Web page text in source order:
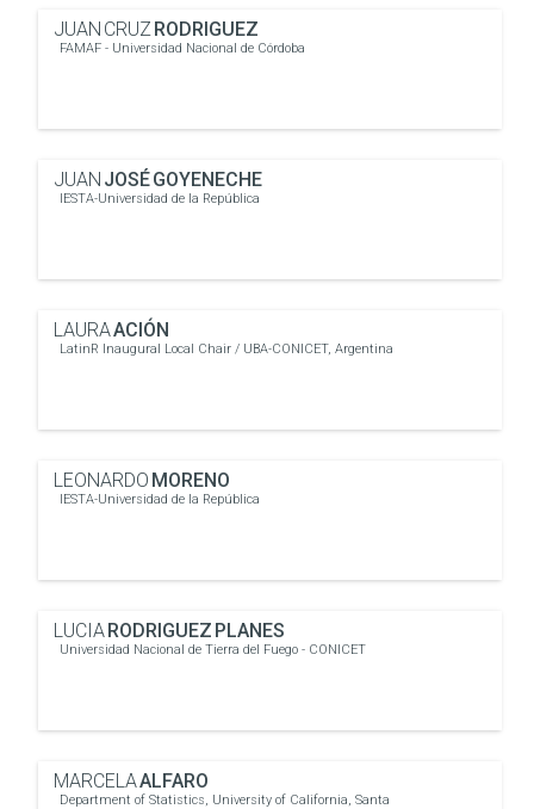
JUAN CRUZRODRIGUEZ
FAMAF - Universidad Nacional de Córdoba
JUAN JOSÉ GOYENECHE
IESTA-Universidad de la República
LAURAACIÓN
LatinR Inaugural Local Chair / UBA-CONICET, Argentina
LEONARDO MORENO
IESTA-Universidad de la República
LUCIARODRIGUEZ PLANES
Universidad Nacional de Tierra del Fuego - CONICET
MARCELAALFARO
Department of Statistics, University of California, Santa